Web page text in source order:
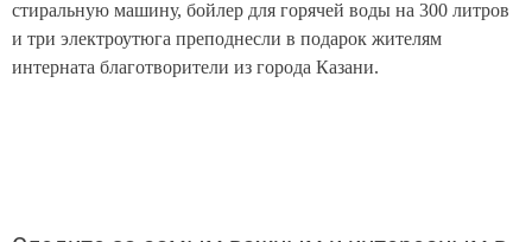
стиральную машину, бойлер для горячей воды на 300 литров
и три электроутюга преподнесли в подарок жителям
интерната благотворители из города Казани.